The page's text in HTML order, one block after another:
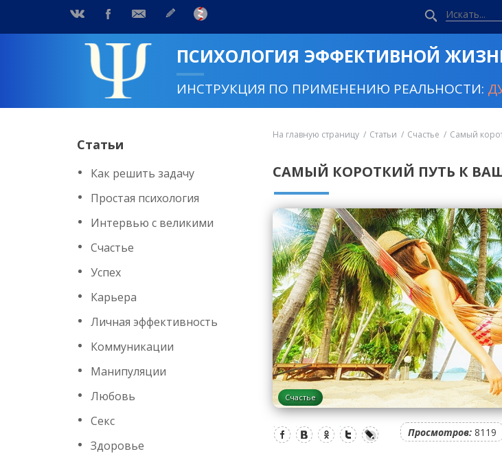
ПСИХОЛОГИЯ ЭФФЕКТИВНОЙ
ИНСТРУКЦИЯ ПО ПРИМЕНЕНИЮ РЕАЛЬНОСТИ:
Статьи
Как решить задачу
Простая психология
Интервью с великими
Счастье
Успех
Карьера
Личная эффективность
Коммуникации
Манипуляции
Любовь
Секс
Здоровье
На главную страницу Статьи Счастье Самый
САМЫЙ КОРОТКИЙ ПУТЬ К
Счастье
Просмотров: 8119